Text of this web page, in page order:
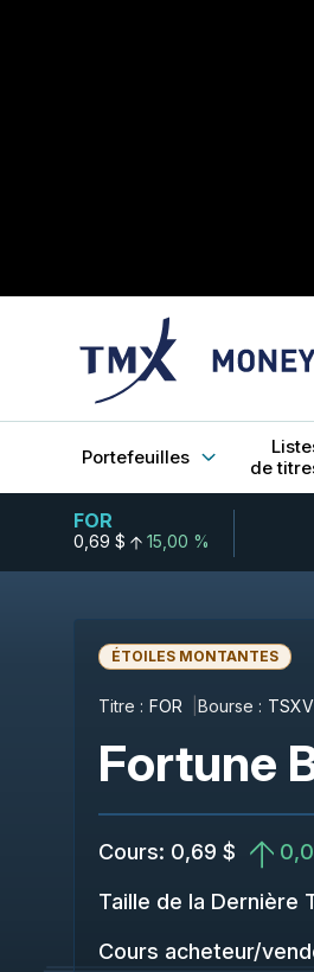
Portefeuilles
de
FOR
0,69 $ 15,00 %
ÉTOILES MONTANTES
Titre : FOR Bourse : TSXV
Fortune
Cours: 0,69 $
Taille de la Dernière
Cours acheteur/